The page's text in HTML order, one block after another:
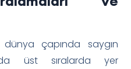
çapında saygın
üst sıralarda yer